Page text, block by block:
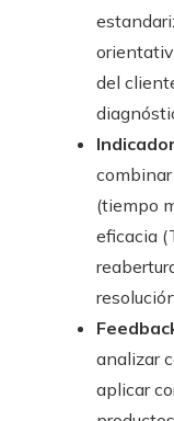
del
(tiempo
eficacia
analizar
aplicar